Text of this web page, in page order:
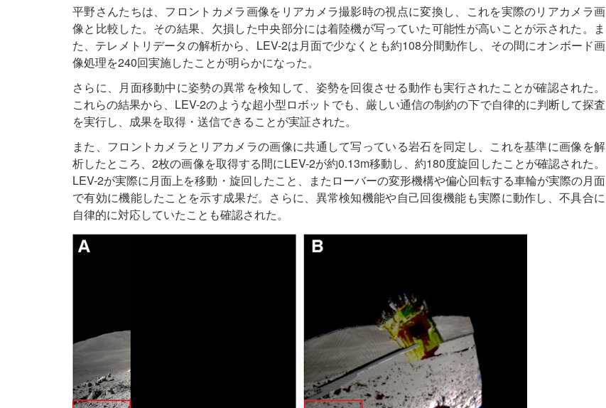
平野さんたちは、フロントカメラ画像をリアカメラ撮影時の視点に変換し、これを実際のリアカメラ画
像と比較した。その結果、欠損した中央部分には着陸機が写っていた可能性が高いことが示された。ま
た、テレメトリデータの解析から、LEV-2は月面で少なくとも約108分間動作し、その間にオンボード画
像処理を240回実施したことが明らかになった。
さらに、月面移動中に姿勢の異常を検知して、姿勢を回復させる動作も実行されたことが確認された。
これらの結果から、LEV-2のような超小型ロボットでも、厳しい通信の制約の下で自律的に判断して探査
を実行し、成果を取得・送信できることが実証された。
また、フロントカメラとリアカメラの画像に共通して写っている岩石を同定し、これを基準に画像を解
析したところ、2枚の画像を取得する間にLEV-2が約0.13m移動し、約180度旋回したことが確認された。
LEV-2が実際に月面上を移動・旋回したこと、またローバーの変形機構や偏心回転する車輪が実際の月面
で有効に機能したことを示す成果だ。さらに、異常検知機能や自己回復機能も実際に動作し、不具合に
自律的に対応していたことも確認された。